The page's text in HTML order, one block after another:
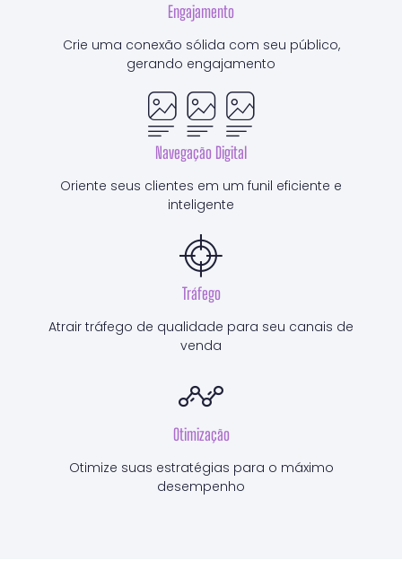
Engajamento
Crie uma conexão sólida com seu público,
gerando engajamento
Navegação Digital
Oriente seus clientes em um funil eficiente e
inteligente
Tráfego
Atrair tráfego de qualidade para seu canais de
venda
Otimização
Otimize suas estratégias para o máximo
desempenho